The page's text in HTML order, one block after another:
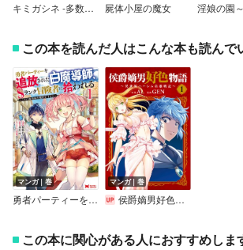
キミガシネ ‐多数決デスゲーム‐ 屍体小屋の魔女
この本を読んだ人はこんな本も読んで
マンガ｜巻
勇者パーティーを追放された白魔導師、Sランク冒険者に拾われる～この白魔導師が規格外すぎる～（コミック）
マンガ｜巻
侯爵嫡男好色物語 ～異世界ハーレム英雄戦記～
この本に関心がある人におすすめしま